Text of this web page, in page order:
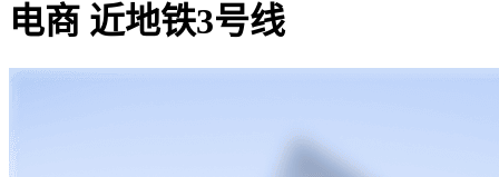
电商 近地铁3号线